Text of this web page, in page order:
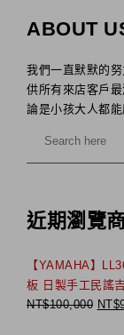
ABOUT
我們一直默默的
供所有來店客戶
論是小孩大人都
近期瀏覽
【YAMAHA】
板 日製手工民謠
NT$100,000 NT$